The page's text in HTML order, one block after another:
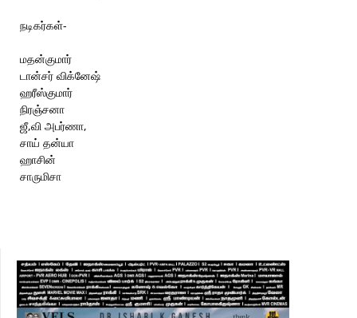
நடிகர்கள்-
மதன்குமார்
டான்சர் விக்னேஷ்
ஹரீஸ்குமார்
நிரஞ்சனா
ஜீ,வி அபர்ணா,
சாய் தன்யா
ஹாசின்
சாருமிசா